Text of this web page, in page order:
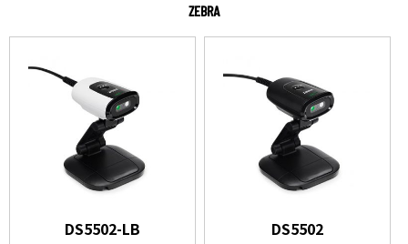
ZEBRA
DS5502-LB DS5502